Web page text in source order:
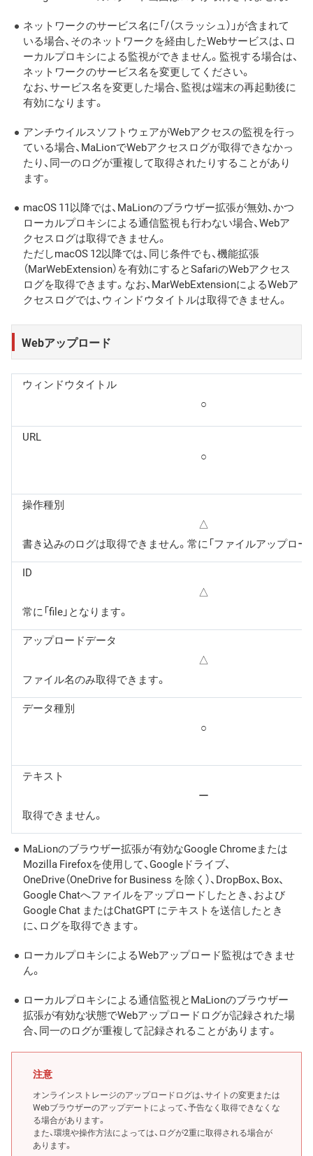
ネットワークのサービス名に「/（スラッシュ）」が含まれて
いる場合、そのネットワークを経由したWebサービスは、ロ
ーカルプロキシによる監視ができません。監視する場合は、
ネットワークのサービス名を変更してください。
なお、サービス名を変更した場合、監視は端末の再起動後に
有効になります。
アンチウイルスソフトウェアがWebアクセスの監視を行っ
ている場合、MaLionでWebアクセスログが取得できなかっ
たり、同一のログが重複して取得されたりすることがあり
ます。
macOS 11以降では、MaLionのブラウザー拡張が無効、かつ
ローカルプロキシによる通信監視も行わない場合、Webア
クセスログは取得できません。
ただしmacOS 12以降では、同じ条件でも、機能拡張
（MarWebExtension）を有効にするとSafariのWebアクセス
ログを取得できます。なお、MarWebExtensionによるWebア
クセスログでは、ウィンドウタイトルは取得できません。
Webアップロード
ウィンドウタイトル
○
URL
○
操作種別
△
書き込みのログは取得できません。常に「ファイルアップロー
ID
△
常に「file」となります。
アップロードデータ
△
ファイル名のみ取得できます。
データ種別
○
テキスト
ー
取得できません。
MaLionのブラウザー拡張が有効なGoogle Chromeまたは
Mozilla Firefoxを使用して、Googleドライブ、
OneDrive（OneDrive for Business を除く）、DropBox、Box、
Google Chatへファイルをアップロードしたとき、および
Google Chat またはChatGPT にテキストを送信したとき
に、ログを取得できます。
ローカルプロキシによるWebアップロード監視はできませ
ん。
ローカルプロキシによる通信監視とMaLionのブラウザー
拡張が有効な状態でWebアップロードログが記録された場
合、同一のログが重複して記録されることがあります。
注意
オンラインストレージのアップロードログは、サイトの変更または
Webブラウザーのアップデートによって、予告なく取得できなくな
る場合があります。
また、環境や操作方法によっては、ログが2重に取得される場合が
あります。